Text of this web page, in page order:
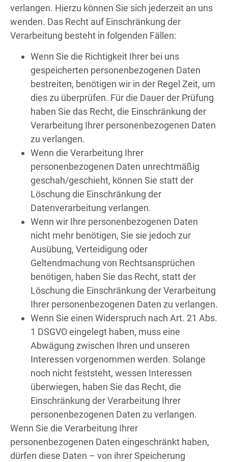
verlangen. Hierzu können Sie sich jederzeit an uns
wenden. Das Recht auf Einschränkung der
Verarbeitung besteht in folgenden Fällen:
Wenn Sie die Richtigkeit Ihrer bei uns
gespeicherten personenbezogenen Daten
bestreiten, benötigen wir in der Regel Zeit, um
dies zu überprüfen. Für die Dauer der Prüfung
haben Sie das Recht, die Einschränkung der
Verarbeitung Ihrer personenbezogenen Daten
zu verlangen.
Wenn die Verarbeitung Ihrer
personenbezogenen Daten unrechtmäßig
geschah/geschieht, können Sie statt der
Löschung die Einschränkung der
Datenverarbeitung verlangen.
Wenn wir Ihre personenbezogenen Daten
nicht mehr benötigen, Sie sie jedoch zur
Ausübung, Verteidigung oder
Geltendmachung von Rechtsansprüchen
benötigen, haben Sie das Recht, statt der
Löschung die Einschränkung der Verarbeitung
Ihrer personenbezogenen Daten zu verlangen.
Wenn Sie einen Widerspruch nach Art. 21 Abs.
1 DSGVO eingelegt haben, muss eine
Abwägung zwischen Ihren und unseren
Interessen vorgenommen werden. Solange
noch nicht feststeht, wessen Interessen
überwiegen, haben Sie das Recht, die
Einschränkung der Verarbeitung Ihrer
personenbezogenen Daten zu verlangen.
Wenn Sie die Verarbeitung Ihrer
personenbezogenen Daten eingeschränkt haben,
dürfen diese Daten – von ihrer Speicherung